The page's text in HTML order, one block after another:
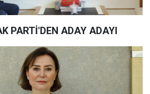
PARTİ'DEN ADAY ADAYI